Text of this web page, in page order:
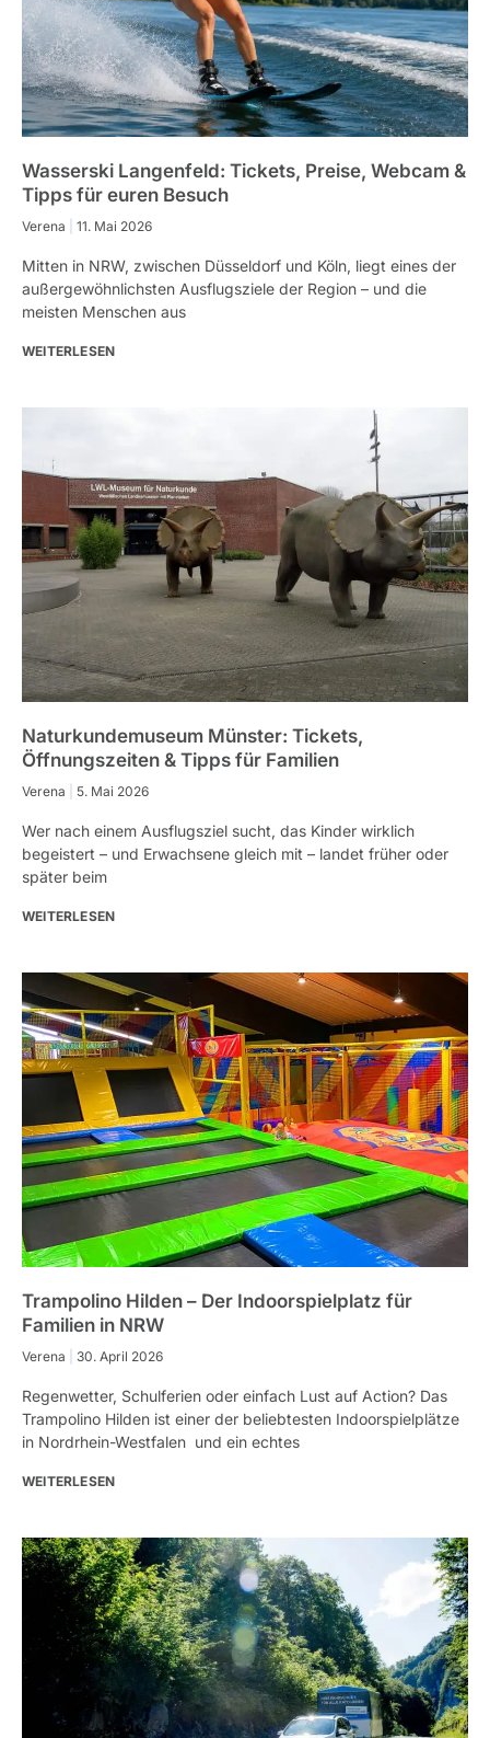
Wasserski Langenfeld: Tickets, Preise, Webcam &
Tipps für euren Besuch
Verena 11. Mai 2026
Mitten in NRW, zwischen Düsseldorf und Köln, liegt eines der
außergewöhnlichsten Ausflugsziele der Region – und die
meisten Menschen aus
WEITERLESEN
Naturkundemuseum Münster: Tickets,
Öffnungszeiten & Tipps für Familien
Verena 5. Mai 2026
Wer nach einem Ausflugsziel sucht, das Kinder wirklich
begeistert – und Erwachsene gleich mit – landet früher oder
später beim
WEITERLESEN
Trampolino Hilden – Der Indoorspielplatz für
Familien in NRW
Verena 30. April 2026
Regenwetter, Schulferien oder einfach Lust auf Action? Das
Trampolino Hilden ist einer der beliebtesten Indoorspielplätze
in Nordrhein-Westfalen und ein echtes
WEITERLESEN